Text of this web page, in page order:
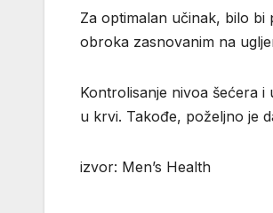
Za optimalan učinak, bilo
obroka zasnovanim na
Kontrolisanje nivoa šećera
u krvi. Takođe, poželjno je
izvor: Men’s Health